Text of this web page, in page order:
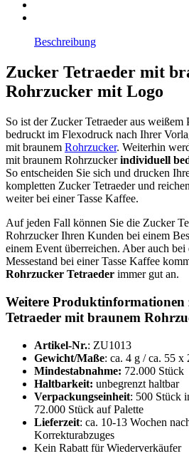
Beschreibung
Zucker Tetraeder mit
Rohrzucker mit Logo
So ist der Zucker Tetraeder aus
bedruckt im Flexodruck nach Ihrer
mit braunem Rohrzucker. Weiterhin
mit braunem Rohrzuckerindividuell
So entscheiden Sie sich und drucken
kompletten Zucker Tetraeder und
weiter bei einer Tasse Kaffee.
Auf jeden Fall können Sie die Zucker
Rohrzucker Ihren Kunden bei einem
einem Event überreichen. Aber auch
Messestand bei einer Tasse Kaffee
Rohrzucker Tetraeder immer gut an.
Weitere Produktinformationen
Tetraeder mit braunem
Artikel-Nr.: ZU1013
Gewicht/Maße: ca. 4 g / ca. 55 x
Mindestabnahme: 72.000 Stück
Haltbarkeit: unbegrenzt haltbar
Verpackungseinheit: 500 Stück
72.000 Stück auf Palette
Lieferzeit: ca. 10-13 Wochen
Korrekturabzuges
Kein Rabatt für Wiederverkäufer